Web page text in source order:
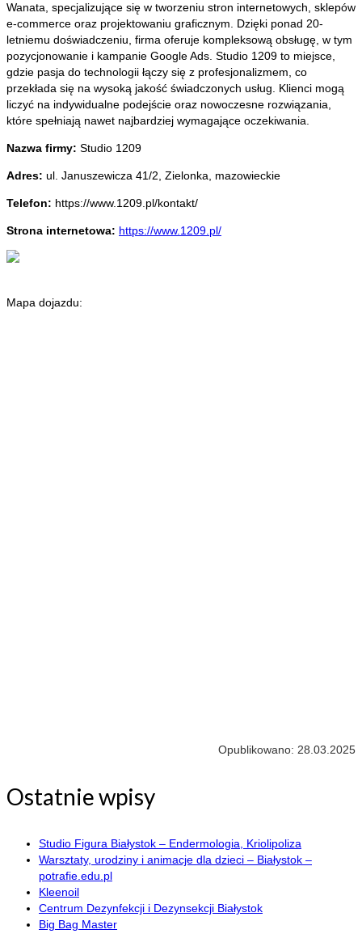
Wanata, specjalizujące się w tworzeniu stron internetowych, sklepów
e-commerce oraz projektowaniu graficznym.
Dzięki ponad 20-
letniemu doświadczeniu, firma oferuje kompleksową obsługę, w tym
pozycjonowanie i kampanie Google Ads. Studio 1209 to miejsce,
gdzie pasja do technologii łączy się z profesjonalizmem, co
przekłada się na wysoką jakość świadczonych usług. Klienci mogą
liczyć na indywidualne podejście oraz nowoczesne rozwiązania,
które spełniają nawet najbardziej wymagające oczekiwania.
Nazwa firmy: Studio 1209
Adres: ul. Januszewicza 41/2 Zielonka mazowieckie
Telefon: https://www.1209.pl/kontakt/
Strona internetowa: https://www.1209.pl/
Mapa dojazdu:
Opublikowano: 28.03.2025
Ostatnie wpisy
Studio Figura Białystok – Endermologia, Kriolipoliza
Warsztaty, urodziny i animacje dla dzieci – Białystok –
potrafie.edu.pl
Kleenoil
Centrum Dezynfekcji i Dezynsekcji Białystok
Big Bag Master